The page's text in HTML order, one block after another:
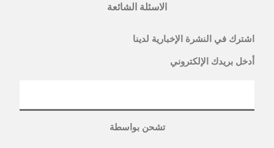
الاسئلة الشائعة
اشترك في النشرة الإخبارية لدينا
أدخل بريدك الإلكتروني
تشحن بواسطة